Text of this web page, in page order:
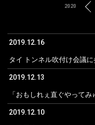
2020
2019.12.16
タイ トンネル吹付け会議
2019.12.13
「おもしれぇ直ぐやって
2019.12.10